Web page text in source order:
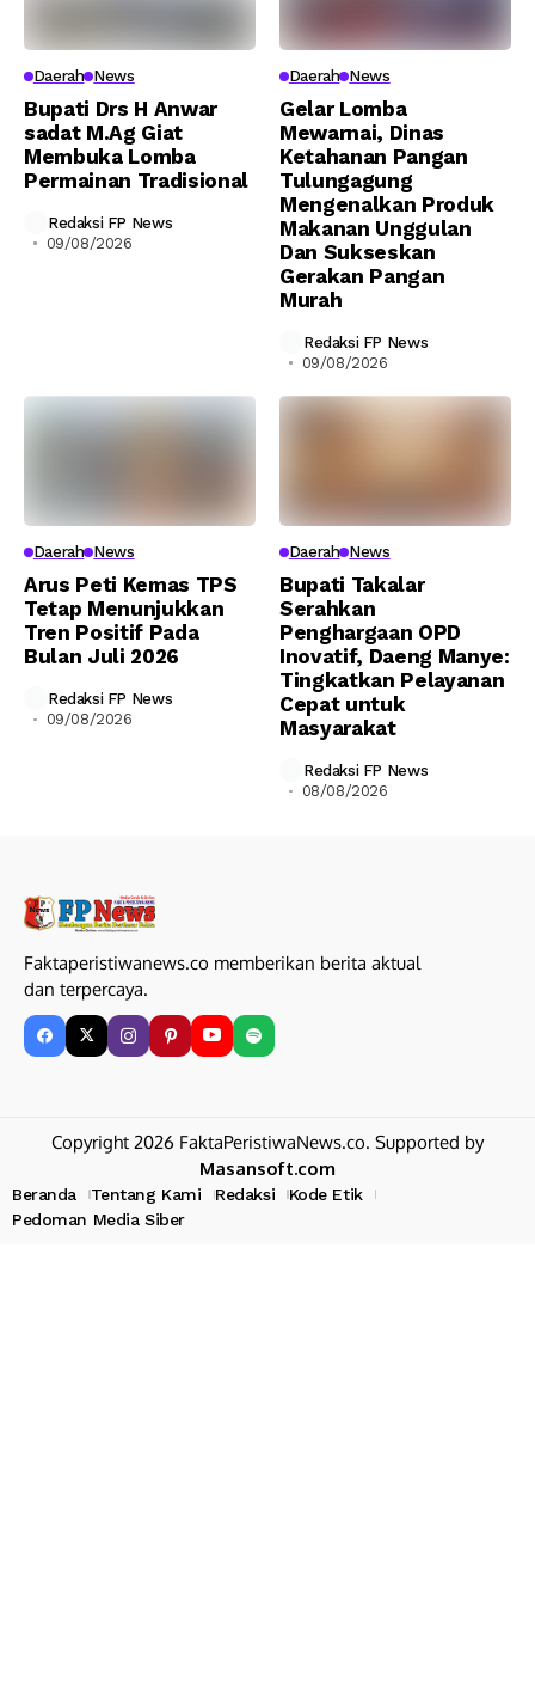
Daerah News
Bupati Drs H Anwar
sadat M.Ag Giat
Membuka Lomba
Permainan Tradisional
Redaksi FP News
09/08/2026
Daerah News
Gelar Lomba
Mewarnai, Dinas
Ketahanan Pangan
Tulungagung
Mengenalkan Produk
Makanan Unggulan
Dan Sukseskan
Gerakan Pangan
Murah
Redaksi FP News
09/08/2026
Daerah News
Arus Peti Kemas TPS
Tetap Menunjukkan
Tren Positif Pada
Bulan Juli 2026
Redaksi FP News
09/08/2026
Daerah News
Bupati Takalar
Serahkan
Penghargaan OPD
Inovatif, Daeng Manye:
Tingkatkan Pelayanan
Cepat untuk
Masyarakat
Redaksi FP News
08/08/2026
Faktaperistiwanews.co memberikan berita aktual
dan terpercaya.
Copyright 2026 FaktaPeristiwaNews.co. Supported by
Masansoft.com
Beranda Tentang Kami Redaksi
Kode Etik
Pedoman Media Siber